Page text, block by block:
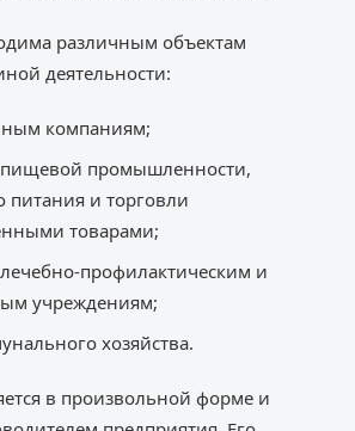
различным объектам
деятельности:
компаниям;
промышленности,
питания и торговли
товарами;
профилактическим и
учреждениям;
хозяйства.
в произвольной форме и